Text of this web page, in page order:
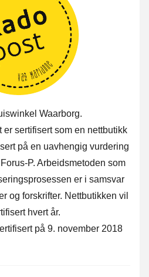
Waarborg.
er sertifisert som en nettbutikk
på en uavhengig vurdering
P. Arbeidsmetoden som
er i samsvar
og forskrifter. Nettbutikken vil
hvert år.
på 9. november 2018